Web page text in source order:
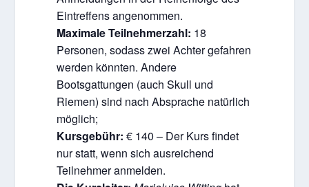
Eintreffens angenommen.
Maximale Teilnehmerzahl: 18
Personen, sodass zwei Achter gefahren
werden könnten. Andere
Bootsgattungen (auch Skull und
Riemen) sind nach Absprache natürlich
möglich;
Kursgebühr: € 140 – Der Kurs findet
nur statt, wenn sich ausreichend
Teilnehmer anmelden.